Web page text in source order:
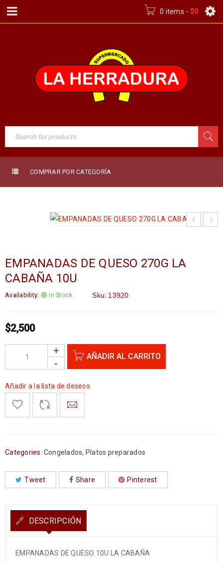
0 items - $0
COMPRAR POR CATEGORÍA
EMPANADAS DE QUESO 270G LA
CABAÑA 10U
Availability: In Stock Sku: 13920
$2,500
AÑADIR AL CARRITO
Añadir a la lista de deseos
Categories: Congelados, Platos preparados
Tweet Share Pinterest
DESCRIPCIÓN
EMPANADAS DE QUESO 10U LA CABAÑA